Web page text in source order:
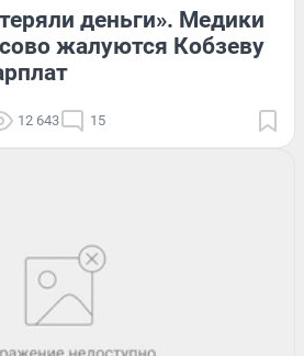
деньги». Медики
жалуются Кобзеву
12 643 15